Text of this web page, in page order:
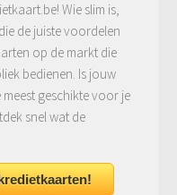
Wie slim is,
de juiste voordelen
op de markt die
bedienen. Is jouw
geschikte voor je
snel wat de